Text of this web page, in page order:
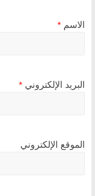
الاسم *
البريد الإلكتروني *
الموقع الإلكتروني